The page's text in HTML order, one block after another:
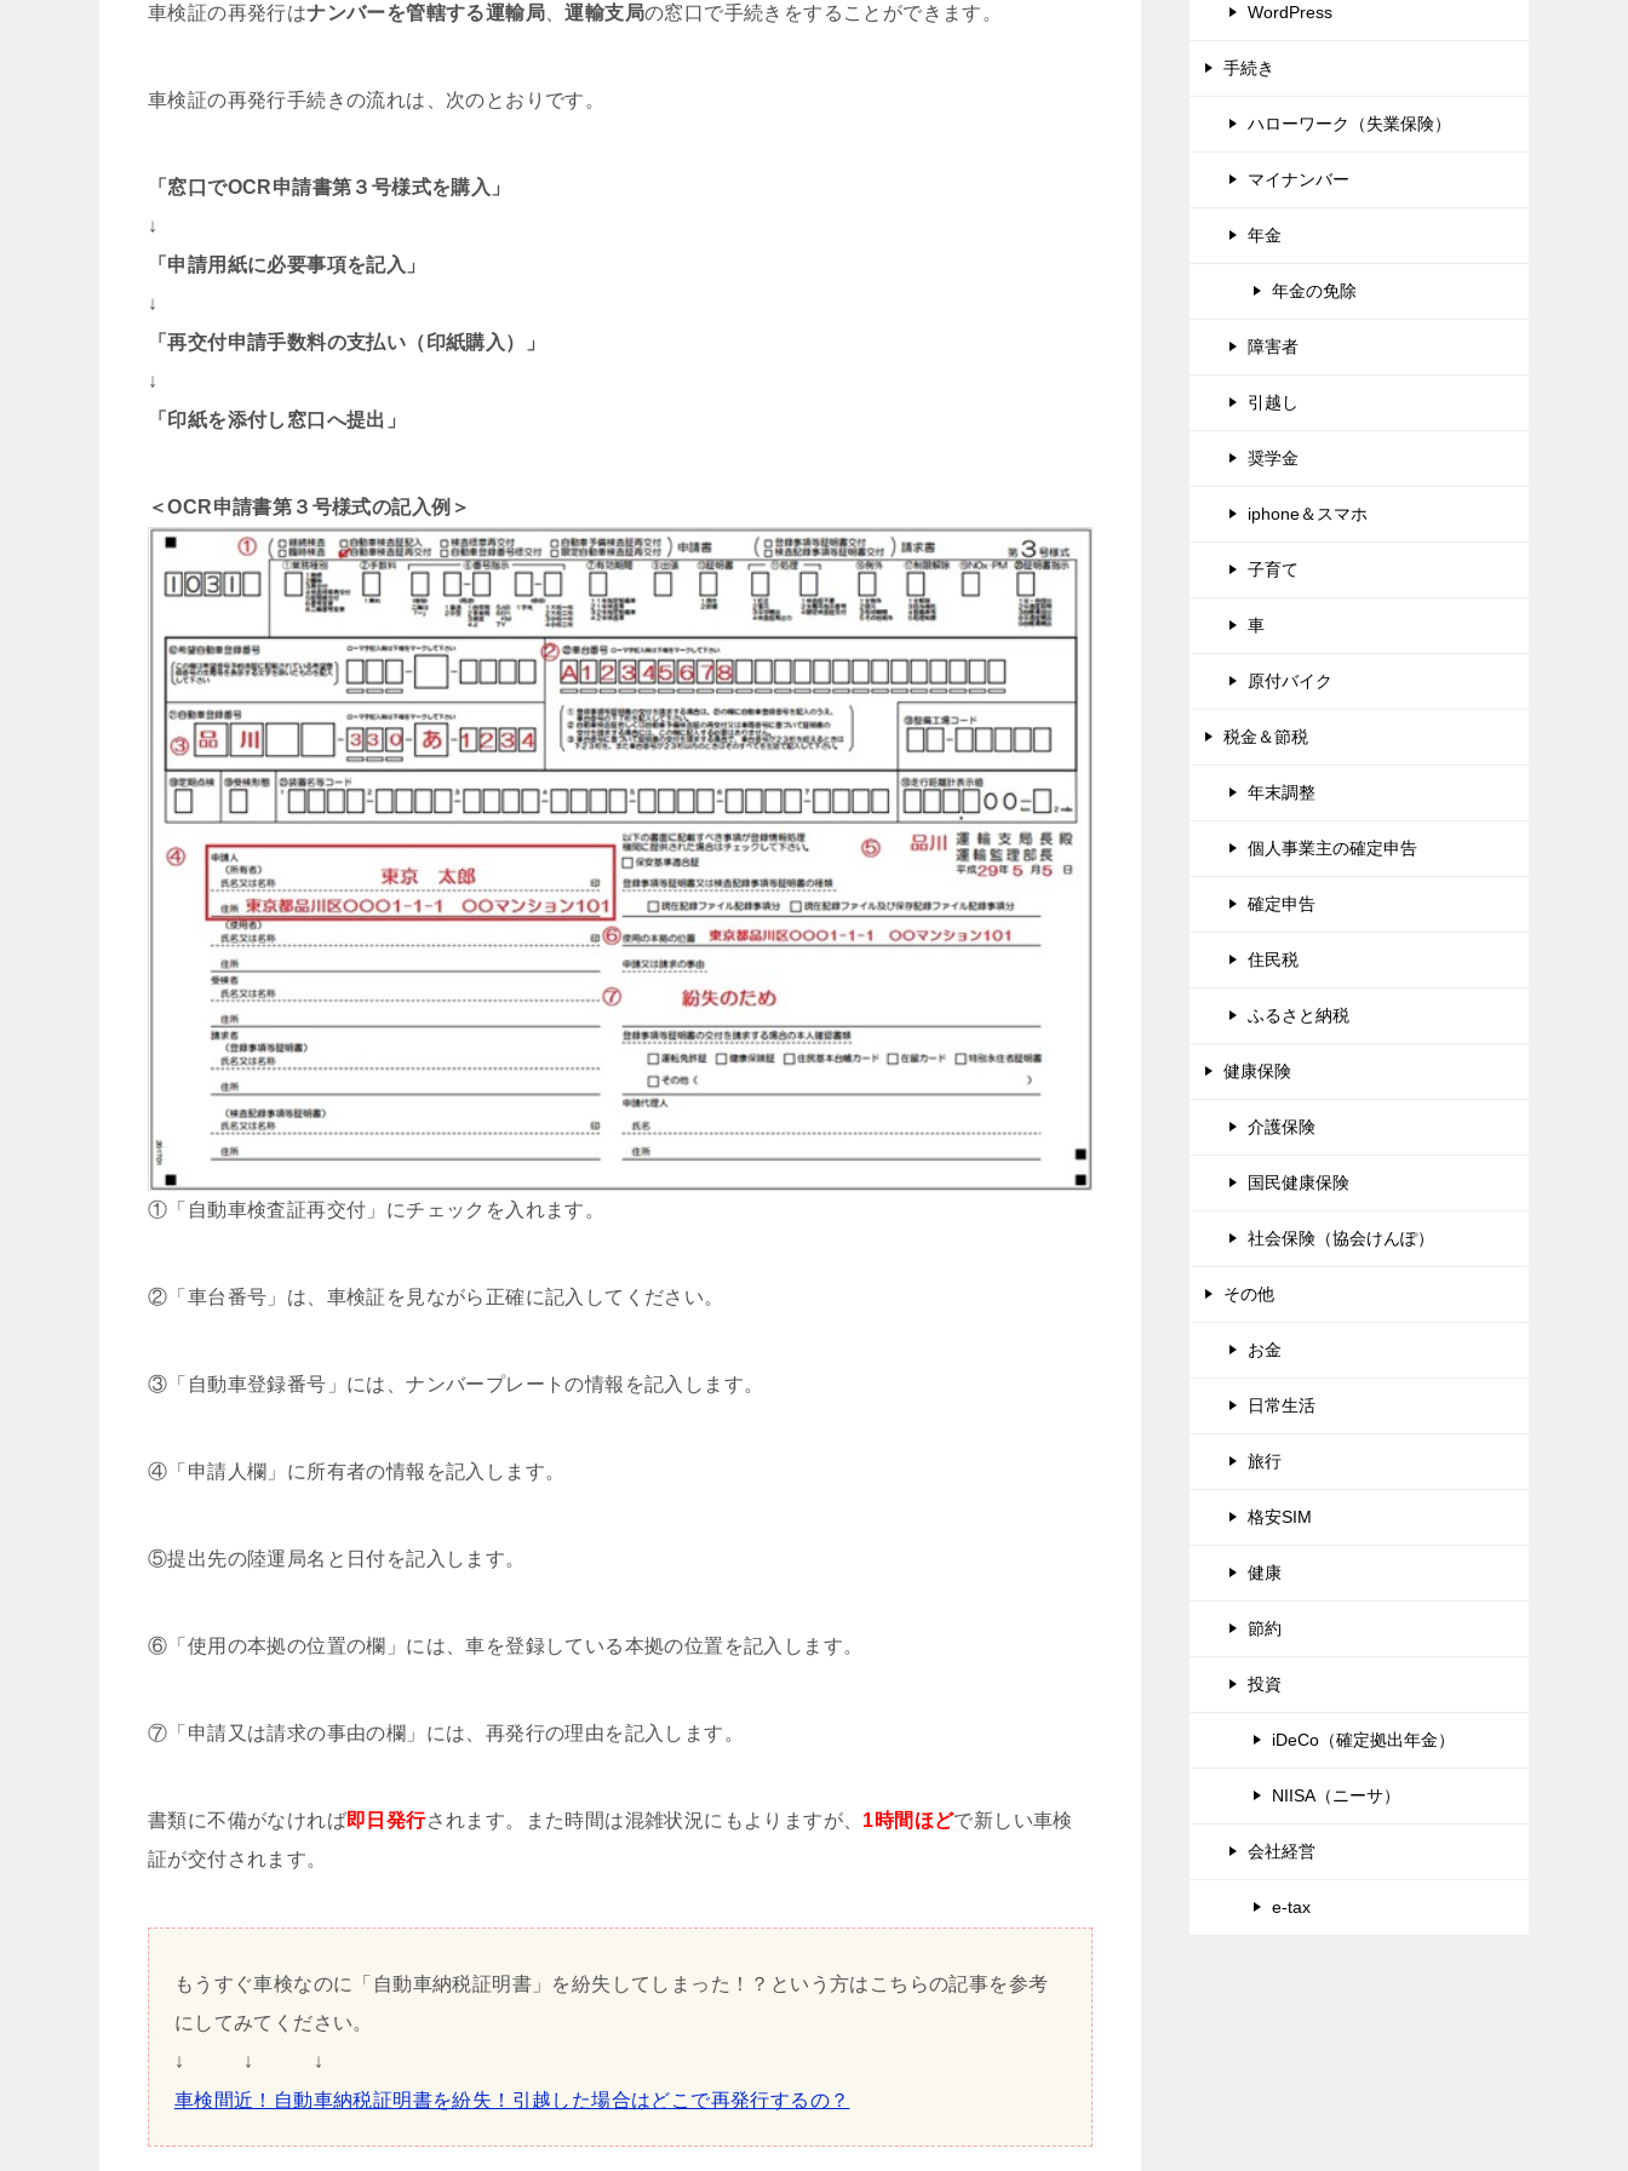
車検証の再発行はナンバーを管轄する運輸局 、運輸支局の窓口で手続きをすることができます。
車検証の再発行手続きの流れは、次のとおりです。
「窓口でOCR申請書第３号様式を購入」
↓
「申請用紙に必要事項を記入」
↓
「再交付申請手数料の支払い（印紙購入）」
↓
「印紙を添付し窓口へ提出」
＜OCR申請書第３号様式の記入例＞
①「自動車検査証再交付」にチェックを入れます。
②「車台番号」は、車検証を見ながら正確に記入してください。
③「自動車登録番号」には、ナンバープレートの情報を記入します。
④「申請人欄」に所有者の情報を記入します。
⑤提出先の陸運局名と日付を記入します。
⑥「使用の本拠の位置の欄」には、車を登録している本拠の位置を記入します。
⑦「申請又は請求の事由の欄」には、再発行の理由を記入します。
書類に不備がなければ即日発行されます。また時間は混雑状況にもよりますが、 1時間ほどで新しい車検
証が交付されます。
もうすぐ車検なのに「自動車納税証明書」を紛失してしまった！？という方はこちらの記事を参考
にしてみてください。
↓ ↓ ↓
車検間近！自動車納税証明書を紛失！引越した場合はどこで再発行するの？
WordPress
手続き
ハローワーク（失業保険）
マイナンバー
年金
年金の免除
障害者
引越し
奨学金
iphone＆スマホ
子育て
車
原付バイク
税金＆節税
年末調整
個人事業主の確定申告
確定申告
住民税
ふるさと納税
健康保険
介護保険
国民健康保険
社会保険（協会けんぽ）
その他
お金
日常生活
旅行
格安SIM
健康
節約
投資
iDeCo（確定拠出年金）
NIISA（ニーサ）
会社経営
e-tax